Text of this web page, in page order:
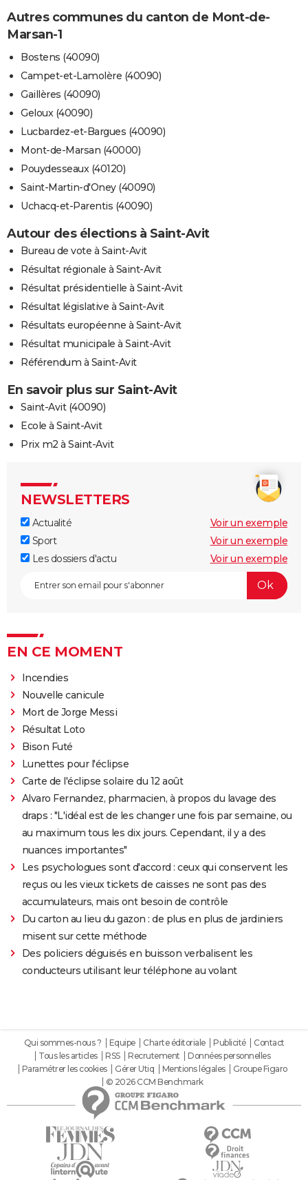
Autres communes du canton de Mont-de-
Marsan-1
Bostens (40090)
Campet-et-Lamolère (40090)
Gaillères (40090)
Geloux (40090)
Lucbardez-et-Bargues (40090)
Mont-de-Marsan (40000)
Pouydesseaux (40120)
Saint-Martin-d'Oney (40090)
Uchacq-et-Parentis (40090)
Autour des élections à Saint-Avit
Bureau de vote à Saint-Avit
Résultat régionale à Saint-Avit
Résultat présidentielle à Saint-Avit
Résultat législative à Saint-Avit
Résultats européenne à Saint-Avit
Résultat municipale à Saint-Avit
Référendum à Saint-Avit
En savoir plus sur Saint-Avit
Saint-Avit (40090)
Ecole à Saint-Avit
Prix m2 à Saint-Avit
NEWSLETTERS
Actualité
Voir un exemple
Sport
Voir un exemple
Les dossiers d'actu
Voir un exemple
EN CE MOMENT
Incendies
Nouvelle canicule
Mort de Jorge Messi
Résultat Loto
Bison Futé
Lunettes pour l'éclipse
Carte de l'éclipse solaire du 12 août
Alvaro Fernandez, pharmacien, à propos du lavage des
draps : "L'idéal est de les changer une fois par semaine, ou
au maximum tous les dix jours. Cependant, il y a des
nuances importantes"
Les psychologues sont d'accord : ceux qui conservent les
reçus ou les vieux tickets de caisses ne sont pas des
accumulateurs, mais ont besoin de contrôle
Du carton au lieu du gazon : de plus en plus de jardiniers
misent sur cette méthode
Des policiers déguisés en buisson verbalisent les
conducteurs utilisant leur téléphone au volant
Qui sommes-nous ? Equipe Charte éditoriale Publicité
Contact
Tous les articles
RSS Recrutement
Données personnelles
Paramétrer les cookies
Gérer Utiq Mentions légales
Groupe Figaro
© 2026 CCM Benchmark